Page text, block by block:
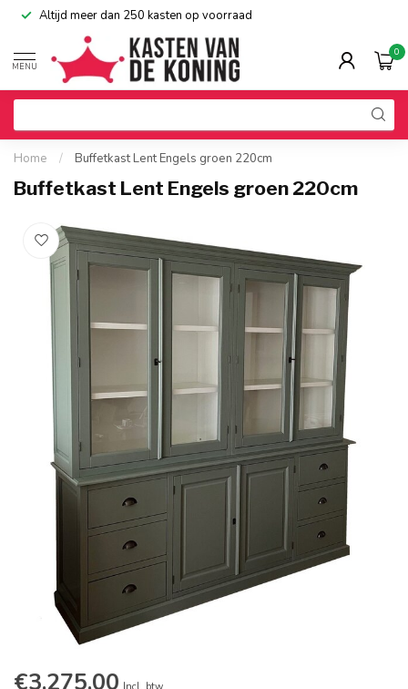
Altijd meer dan 250 kasten op voorraad
MENU
0
Home / Buffetkast Lent Engels groen 220cm
Buffetkast Lent Engels groen 220cm